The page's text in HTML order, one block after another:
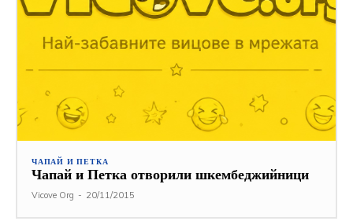
ЧАПАЙ И ПЕТКА
Чапай и Петка отворили шкембеджийници
Vicove Org - 20/11/2015